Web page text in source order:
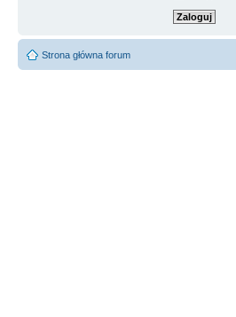
Strona główna forum